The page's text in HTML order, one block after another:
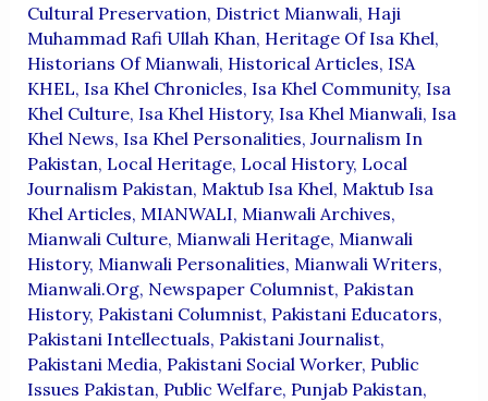
Cultural Preservation, District Mianwali, Haji
Muhammad Rafi Ullah Khan, Heritage Of Isa Khel,
Historians Of Mianwali, Historical Articles, ISA
KHEL, Isa Khel Chronicles, Isa Khel Community, Isa
Khel Culture, Isa Khel History, Isa Khel Mianwali, Isa
Khel News, Isa Khel Personalities, Journalism In
Pakistan, Local Heritage, Local History, Local
Journalism Pakistan, Maktub Isa Khel, Maktub Isa
Khel Articles, MIANWALI, Mianwali Archives,
Mianwali Culture, Mianwali Heritage, Mianwali
History, Mianwali Personalities, Mianwali Writers,
Mianwali.org, Newspaper Columnist, Pakistan
History, Pakistani Columnist, Pakistani Educators,
Pakistani Intellectuals, Pakistani Journalist,
Pakistani Media, Pakistani Social Worker, Public
Issues Pakistan, Public Welfare, Punjab Pakistan,